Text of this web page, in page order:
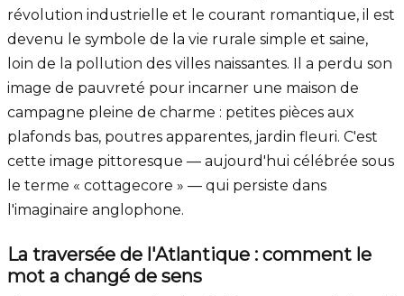
révolution industrielle et le courant romantique, il est
devenu le symbole de la vie rurale simple et saine,
loin de la pollution des villes naissantes. Il a perdu son
image de pauvreté pour incarner une maison de
campagne pleine de charme : petites pièces aux
plafonds bas, poutres apparentes, jardin fleuri. C'est
cette image pittoresque — aujourd'hui célébrée sous
le terme « cottagecore » — qui persiste dans
l'imaginaire anglophone.
La traversée de l'Atlantique : comment le
mot a changé de sens